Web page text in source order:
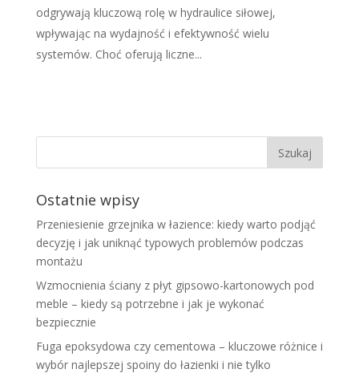
odgrywają kluczową rolę w hydraulice siłowej,
wpływając na wydajność i efektywność wielu
systemów. Choć oferują liczne...
Ostatnie wpisy
Przeniesienie grzejnika w łazience: kiedy warto podjąć
decyzję i jak uniknąć typowych problemów podczas
montażu
Wzmocnienia ściany z płyt gipsowo-kartonowych pod
meble – kiedy są potrzebne i jak je wykonać
bezpiecznie
Fuga epoksydowa czy cementowa – kluczowe różnice i
wybór najlepszej spoiny do łazienki i nie tylko